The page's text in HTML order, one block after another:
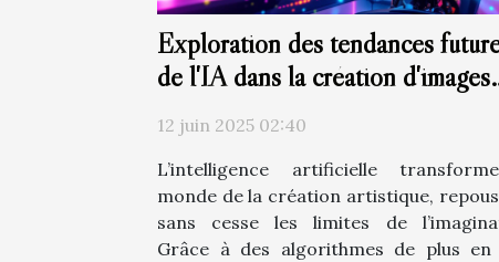
Exploration des tendances
de l'IA dans la création d'images
artistiques
12 juin 2025 02:40
L’intelligence artificielle
monde de la création artistique,
sans cesse les limites de
Grâce à des algorithmes de plus en